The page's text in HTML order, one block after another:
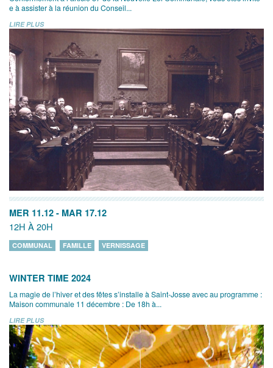
e à assister à la réunion du Conseil...
LIRE PLUS
MER 11.12 - MAR 17.12
12H À 20H
COMMUNAL FAMILLE VERNISSAGE
WINTER TIME 2024
La magie de l’hiver et des fêtes s’installe à Saint-Josse avec au programme :
Maison communale 11 décembre : De 18h à...
LIRE PLUS